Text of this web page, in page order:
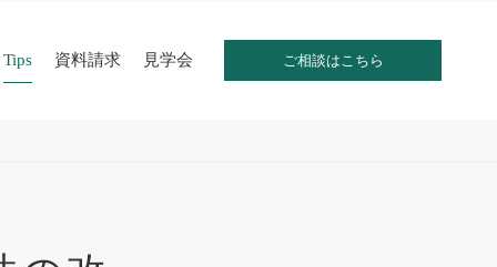
Tips 資料請求 見学会 ご相談はこちら